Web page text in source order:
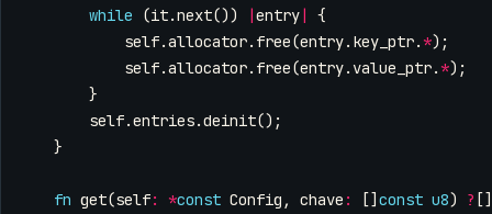
while
(it.next()) |entry|
{
self.allocator. free(entry. key_ptr. *);
self.allocator. free(entry. value_ptr. *);
}
self.entries.deinit();
}
fn get(self: *const Config , chave : [] const u8) ? []